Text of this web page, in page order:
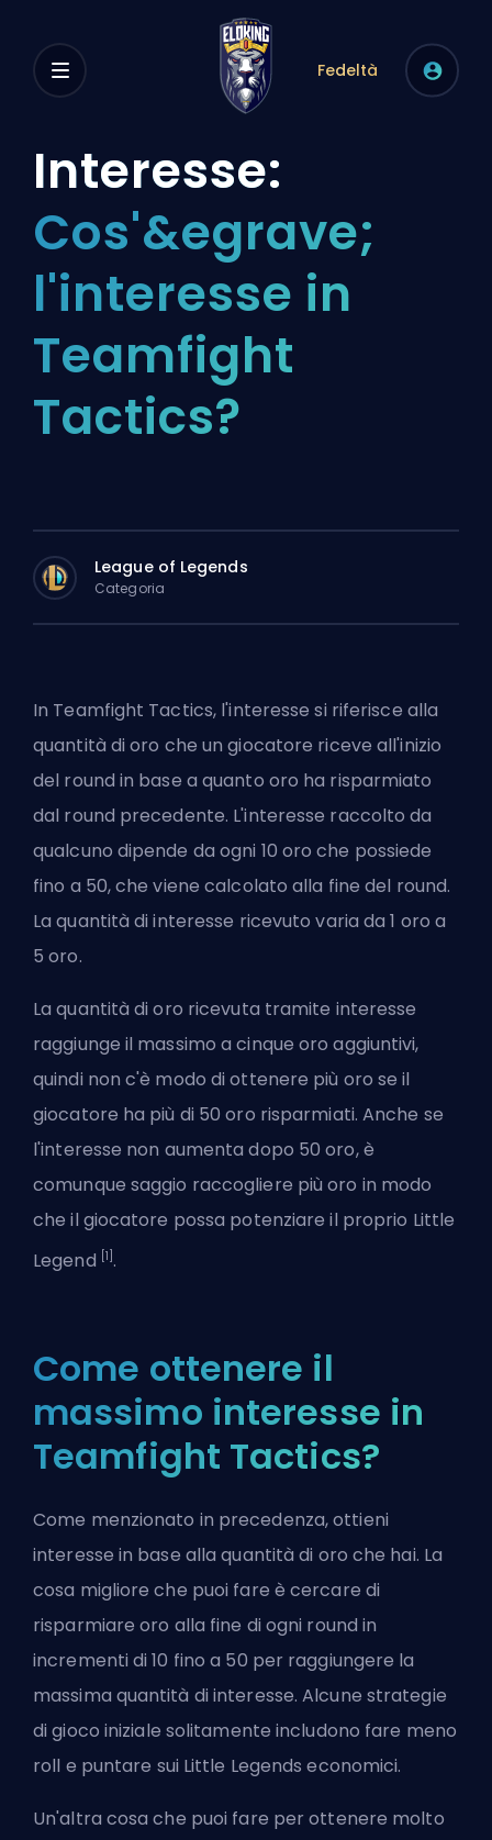
Fedeltà
Interesse:
Cos'&egrave;
l'interesse in
Teamfight
Tactics?
League of Legends
Categoria
In Teamfight Tactics, l'interesse si riferisce alla
quantità di oro che un giocatore riceve all'inizio
del round in base a quanto oro ha risparmiato
dal round precedente. L'interesse raccolto da
qualcuno dipende da ogni 10 oro che possiede
fino a 50, che viene calcolato alla fine del round.
La quantità di interesse ricevuto varia da 1 oro a
5 oro.
La quantità di oro ricevuta tramite interesse
raggiunge il massimo a cinque oro aggiuntivi,
quindi non c'è modo di ottenere più oro se il
giocatore ha più di 50 oro risparmiati. Anche se
l'interesse non aumenta dopo 50 oro, è
comunque saggio raccogliere più oro in modo
che il giocatore possa potenziare il proprio Little
Legend [1] .
Come ottenere il
massimo interesse in
Teamfight Tactics?
Come menzionato in precedenza, ottieni
interesse in base alla quantità di oro che hai. La
cosa migliore che puoi fare è cercare di
risparmiare oro alla fine di ogni round in
incrementi di 10 fino a 50 per raggiungere la
massima quantità di interesse. Alcune strategie
di gioco iniziale solitamente includono fare meno
roll e puntare sui Little Legends economici.
Un'altra cosa che puoi fare per ottenere molto